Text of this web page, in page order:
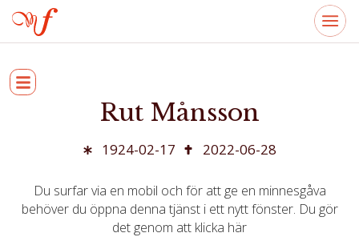
Rut Månsson
1924-02-17 2022-06-28
Du surfar via en mobil och för att ge en minnesgåva
behöver du öppna denna tjänst i ett nytt fönster. Du gör
det genom att klicka här